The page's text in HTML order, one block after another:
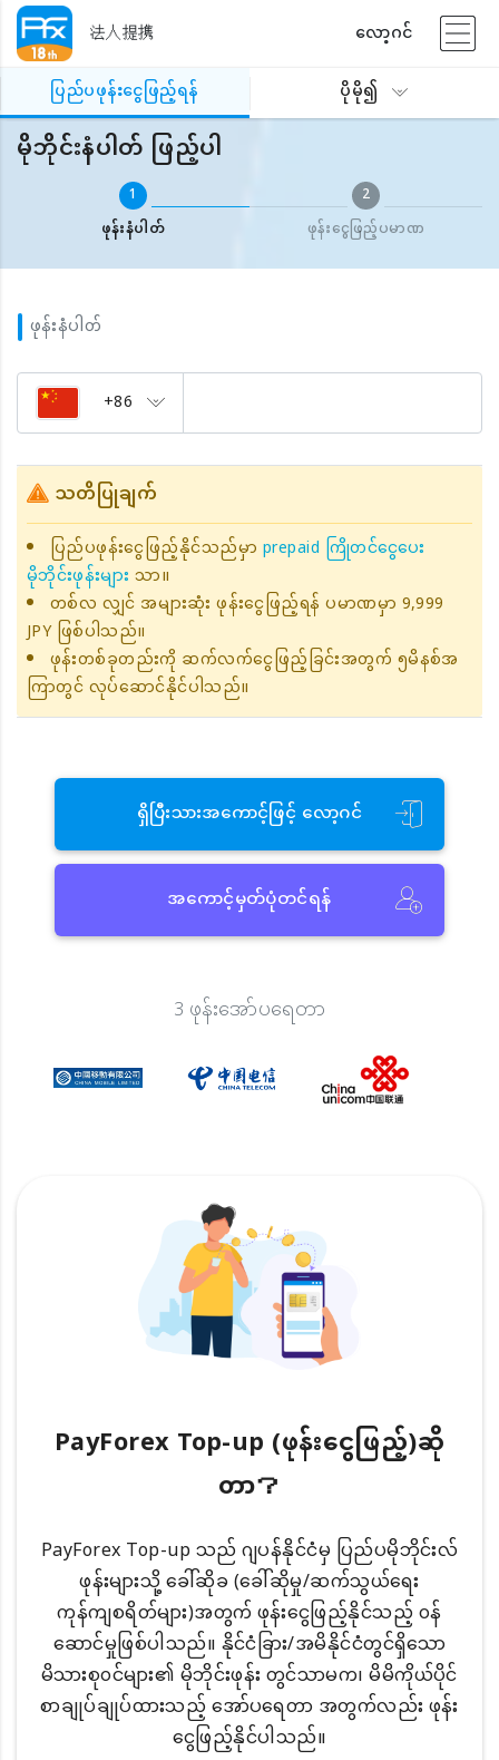
法人提携
လော့ဂင်
ပြည်ပဖုန်းငွေဖြည့်ရန်
ပိုမို၍
ပြည်ပဖုန်းငွေဖြည့်ရန် မိုဘိုင်းနံပါတ် ဖြည့်ပါ
မိုဘိုင်းနံပါတ် ဖြည့်ပါ
1
ဖုန်းနံပါတ်
2
ဖုန်းငွေဖြည့်ပမာဏ
ဖုန်းနံပါတ်
+86
သတိပြုချက်
ပြည်ပဖုန်းငွေဖြည့်နိုင်သည်မှာprepaid ကြိုတင်ငွေပေး
မိုဘိုင်းဖုန်းများသာ။
တစ်လ လျှင် အများဆုံး ဖုန်းငွေဖြည့်ရန် ပမာဏမှာ 9,999
JPY ဖြစ်ပါသည်။
ဖုန်းတစ်ခုတည်းကို ဆက်လက်ငွေဖြည့်ခြင်းအတွက် ၅မိနစ်အ
ကြာတွင် လုပ်ဆောင်နိုင်ပါသည်။
ရှိပြီးသားအကောင့်ဖြင့် လော့ဂင်
အကောင့်မှတ်ပုံတင်ရန်
3 ဖုန်းအော်ပရေတာ
PayForex Top-up (ဖုန်းငွေဖြည့်)ဆို
တာ？
PayForex Top-up သည် ဂျပန်နိုင်ငံမှ ပြည်ပမိုဘိုင်းလ်
ဖုန်းများသို့ ခေါ်ဆိုခ (ခေါ်ဆိုမှု/ဆက်သွယ်ရေး
ကုန်ကျစရိတ်များ)အတွက် ဖုန်းငွေဖြည့်နိုင်သည့် ၀န်
ဆောင်မှုဖြစ်ပါသည်။ နိုင်ငံခြား/အမိနိုင်ငံတွင်ရှိသော
မိသားစု၀င်များ၏ မိုဘိုင်းဖုန်း တွင်သာမက၊ မိမိကိုယ်ပိုင်
စာချုပ်ချုပ်ထားသည့် အော်ပရေတာ အတွက်လည်း ဖုန်း
ငွေဖြည့်နိုင်ပါသည်။